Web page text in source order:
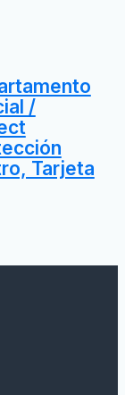
/
Tarjeta